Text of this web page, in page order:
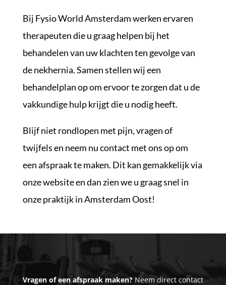
Bij Fysio World Amsterdam werken ervaren
therapeuten die u graag helpen bij het
behandelen van uw klachten ten gevolge van
de nekhernia. Samen stellen wij een
behandelplan op om ervoor te zorgen dat u de
vakkundige hulp krijgt die u nodig heeft.
Blijf niet rondlopen met pijn, vragen of
twijfels en neem nu contact met ons op om
een afspraak te maken. Dit kan gemakkelijk via
onze website en dan zien we u graag snel in
onze praktijk in Amsterdam Oost!
Vragen of een afspraak maken?Neem direct contact